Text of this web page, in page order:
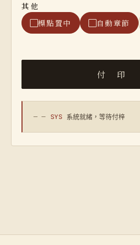
其他
標點置中
自動章節
— — SYS 系統就緒，等待付梓